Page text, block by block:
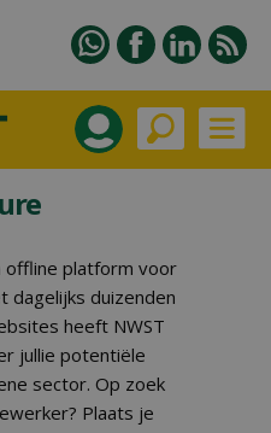
offline platform voor
dagelijks duizenden
heeft NWST
jullie potentiële
sector. Op zoek
Plaats je